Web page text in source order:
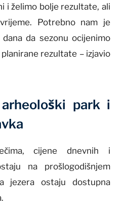
i želimo bolje rezultate, ali
Potrebno nam je
da sezonu ocijenimo
rezultate – izjavio
park i
cijene dnevnih i
na prošlogodišnjem
jezera ostaju dostupna